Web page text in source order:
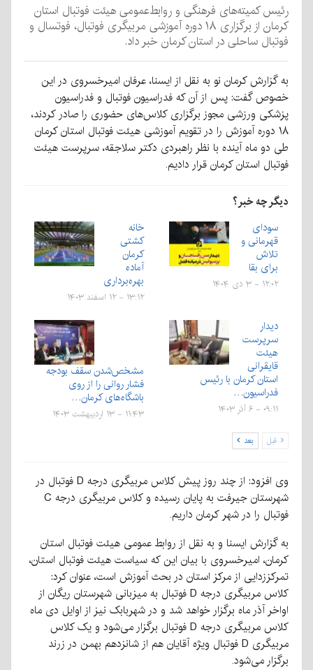
رئیس کمیته‌های فرهنگی و روابط‌عمومی هیئت فوتبال استان
کرمان از برگزاری ۱۸ دوره آموزشی مربیگری فوتبال، فوتسال و
فوتبال ساحلی در استان کرمان خبر داد.
به گزارش کرمان نو به نقل از ایسنا، عرفان امیرخسروی در این
خصوص گفت: پس از آن که فدراسیون فوتبال و فدراسیون
پزشکی ورزشی مجوز برگزاری کلاس‌های حضوری را صادر کردند،
۱۸ دوره آموزش را در تقویم آموزشی هیئت فوتبال استان کرمان
طی دو ماه آینده با نظر راهبردی دکتر سلاجقه، سرپرست هیئت
فوتبال استان کرمان قرار دادیم.
دیگر چه خبر؟
سودای
قهرمانی و
تلاش
برای بقا
۱۲:۰۲ - ۳ دی ۱۴۰۴
خانه
کشتی
کرمان
آماده
بهره‌برداری
۱۳:۱۲ - ۱۲ اسفند ۱۴۰۳
دیدار
سرپرست
هیئت
قایقرانی
استان کرمان با رئیس
فدراسیون…
۰۹:۱۱ - ۶ آذر ۱۴۰۳
مشخص‌شدن سقف بودجه
فشار روانی را از روی
باشگاه‌های کرمان…
۱۱:۴۳ - ۱۳ اردیبهشت ۱۴۰۳
قبل بعد
وی افزود: از چند روز پیش کلاس مربیگری درجه D فوتبال در
شهرستان جیرفت به پایان رسیده و کلاس مربیگری درجه C
فوتبال را در شهر کرمان داریم.
به گزارش ایسنا و به نقل از روابط عمومی هیئت فوتبال استان
کرمان، امیرخسروی با بیان این که سیاست هیئت فوتبال استان،
تمرکززدایی از مرکز استان در بحث آموزش است، عنوان کرد:
کلاس مربیگری درجه D فوتبال به میزبانی شهرستان ریگان از
اواخر آذر ماه برگزار خواهد شد و در شهربابک نیز از اوایل دی ماه
کلاس مربیگری درجه D فوتبال برگزار می‌شود و یک کلاس
مربیگری D فوتبال ویژه آقایان هم از شانزدهم بهمن در زرند
برگزار می‌شود.